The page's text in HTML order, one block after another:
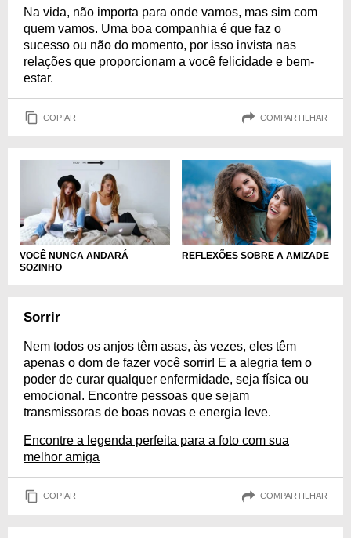
Na vida, não importa para onde vamos, mas sim com
quem vamos. Uma boa companhia é que faz o
sucesso ou não do momento, por isso invista nas
relações que proporcionam a você felicidade e bem-
estar.
COPIAR COMPARTILHAR
VOCÊ NUNCA ANDARÁ
SOZINHO
REFLEXÕES SOBRE A AMIZADE
Sorrir
Nem todos os anjos têm asas, às vezes, eles têm
apenas o dom de fazer você sorrir! E a alegria tem o
poder de curar qualquer enfermidade, seja física ou
emocional. Encontre pessoas que sejam
transmissoras de boas novas e energia leve.
Encontre a legenda perfeita para a foto com sua
melhor amiga
COPIAR COMPARTILHAR